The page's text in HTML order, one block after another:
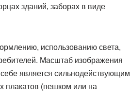
зданий, заборах в виде
использованию света,
Масштаб изображения
является сильнодействующим
(пешком или на